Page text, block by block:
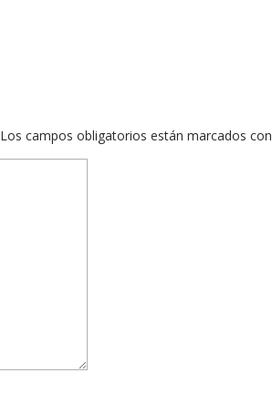
Los campos obligatorios están marcados con